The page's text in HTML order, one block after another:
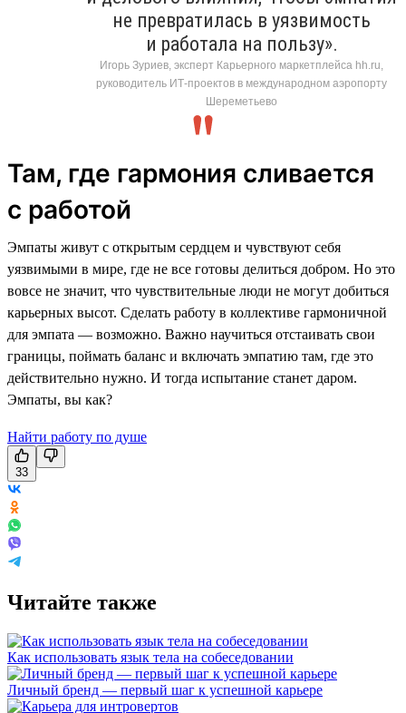
не превратилась в уязвимость
и работала на пользу».
Игорь Зуриев, эксперт Карьерного маркетплейса hh.ru,
руководитель ИТ-проектов в международном аэропорту
Шереметьево
Там, где гармония сливается
с работой
Эмпаты живут с открытым сердцем и чувствуют себя
уязвимыми в мире, где не все готовы делиться добром. Но это
вовсе не значит, что чувствительные люди не могут добиться
карьерных высот. Сделать работу в коллективе гармоничной
для эмпата — возможно. Важно научиться отстаивать свои
границы, поймать баланс и включать эмпатию там, где это
действительно нужно. И тогда испытание станет даром.
Эмпаты, вы как?
Найти работу по душе
33
Читайте также
Как использовать язык тела на собеседовании
Личный бренд — первый шаг к успешной карьере